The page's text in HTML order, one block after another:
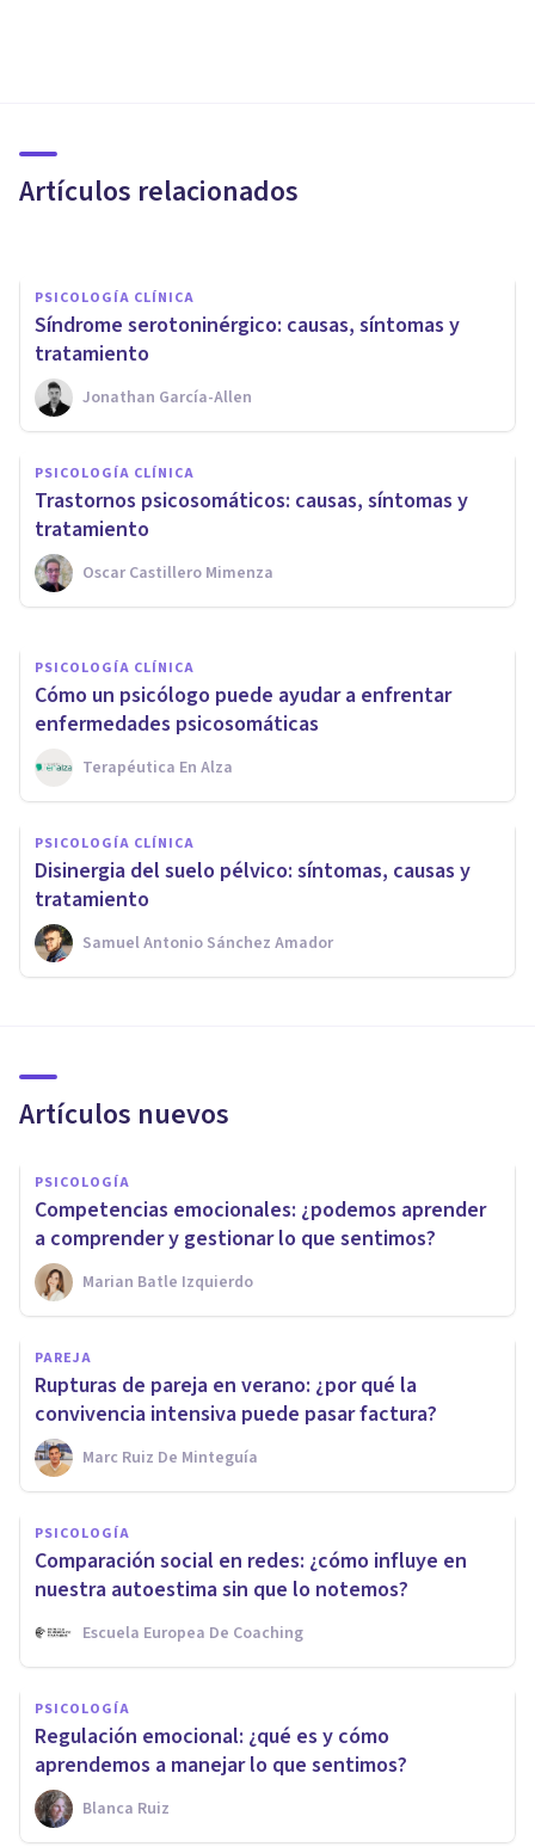
Artículos relacionados
cualidades
PSICOLOGÍA CLÍNICA
Síndrome serotoninérgico: causas, síntomas y
tratamiento
Jonathan García-Allen
PSICOLOGÍA CLÍNICA
Trastornos psicosomáticos: causas, síntomas y
tratamiento
Oscar Castillero Mimenza
​Los 7 tipos de migraña
(características y causas)
Juan Armando Corbin
PSICOLOGÍA CLÍNICA
Cómo un psicólogo puede ayudar a enfrentar
enfermedades psicosomáticas
Terapéutica En Alza
PSICOLOGÍA CLÍNICA
Disinergia del suelo pélvico: síntomas, causas y
tratamiento
Samuel Antonio Sánchez Amador
Artículos nuevos
PSICOLOGÍA
Competencias emocionales: ¿podemos aprender
a comprender y gestionar lo que sentimos?
Marian Batle Izquierdo
PAREJA
Rupturas de pareja en verano: ¿por qué la
convivencia intensiva puede pasar factura?
Marc Ruiz De Minteguía
PSICOLOGÍA
Comparación social en redes: ¿cómo influye en
nuestra autoestima sin que lo notemos?
Escuela Europea De Coaching
PSICOLOGÍA
Regulación emocional: ¿qué es y cómo
aprendemos a manejar lo que sentimos?
Blanca Ruiz